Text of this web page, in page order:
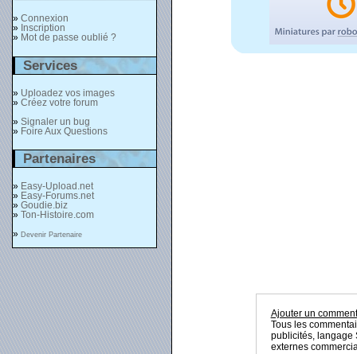
» Connexion
» Inscription
» Mot de passe oublié ?
Services
» Uploadez vos images
» Créez votre forum
» Signaler un bug
» Foire Aux Questions
Partenaires
» Easy-Upload.net
» Easy-Forums.net
» Goudie.biz
» Ton-Histoire.com
» Devenir Partenaire
Ajouter un
Tous les
publicités, langage
externes